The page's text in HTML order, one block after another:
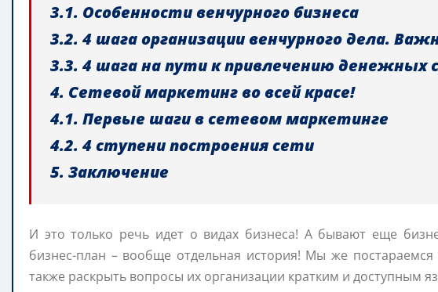
3.1. Особенности венчурного бизнеса
3.2. 4 шага организации венчурного дела.
3.3. 4 шага на пути к привлечению денежных
4. Сетевой маркетинг во всей красе!
4.1. Первые шаги в сетевом маркетинге
4.2. 4 ступени построения сети
5. Заключение
И это только речь идет о видах бизнеса! А бывают еще
бизнес-план – вообще отдельная история! Мы же постараемся
также раскрыть вопросы их организации кратким и доступным